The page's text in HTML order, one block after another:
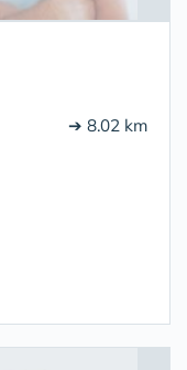
➔ 8.02 km